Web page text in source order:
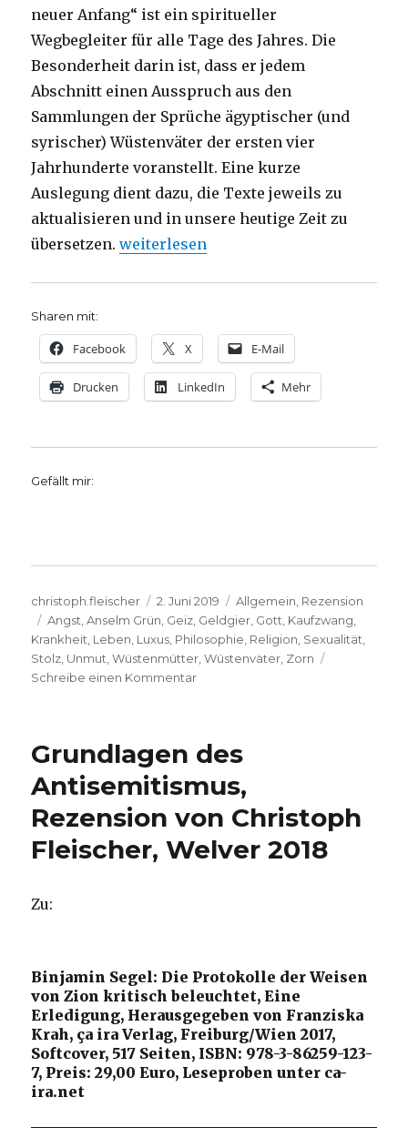
neuer Anfang“ ist ein spiritueller
Wegbegleiter für alle Tage des Jahres. Die
Besonderheit darin ist, dass er jedem
Abschnitt einen Ausspruch aus den
Sammlungen der Sprüche ägyptischer (und
syrischer) Wüstenväter der ersten vier
Jahrhunderte voranstellt. Eine kurze
Auslegung dient dazu, die Texte jeweils zu
aktualisieren und in unsere heutige Zeit zu
übersetzen.„Zitate christlicher Eremiten neu ins
weiterlesen
Sharen mit:
Facebook X E-Mail
Drucken LinkedIn Mehr
Gefällt mir:
Autor
christoph.fleischer
Veröffentlicht
am
2. Juni 2019 Kategorien
Allgemein, Rezension
Schlagwörter
Angst,Anselm Grün, Geiz, Geldgier, Gott, Kaufzwang,
Krankheit, Leben, Luxus, Philosophie, Religion, Sexualität,
Stolz, Unmut,Wüstenmütter,Wüstenväter, Zorn
Schreibe einen Kommentarzu
neu
Gespräch
bringen,
Rezension
von
Grundlagen des
Antisemitismus,
Rezension von Christoph
Fleischer, Welver 2018
Zu:
Binjamin Segel: Die Protokolle der Weisen
von Zion kritisch beleuchtet, Eine
Erledigung, Herausgegeben von Franziska
Krah, ça ira Verlag, Freiburg/Wien 2017,
Softcover, 517 Seiten, ISBN: 978-3-86259-123-
7, Preis: 29,00 Euro, Leseproben unter ca-
ira.net